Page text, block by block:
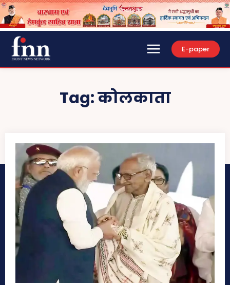
E-paper
Tag:कोलकाता